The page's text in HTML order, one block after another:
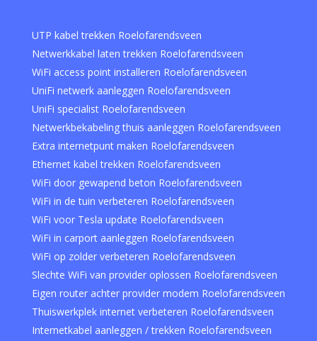
UTP kabel trekken Roelofarendsveen
Netwerkkabel laten trekken Roelofarendsveen
WiFi access point installeren Roelofarendsveen
UniFi netwerk aanleggen Roelofarendsveen
UniFi specialist Roelofarendsveen
Netwerkbekabeling thuis aanleggen Roelofarendsveen
Extra internetpunt maken Roelofarendsveen
Ethernet kabel trekken Roelofarendsveen
WiFi door gewapend beton Roelofarendsveen
WiFi in de tuin verbeteren Roelofarendsveen
WiFi voor Tesla update Roelofarendsveen
WiFi in carport aanleggen Roelofarendsveen
WiFi op zolder verbeteren Roelofarendsveen
Slechte WiFi van provider oplossen Roelofarendsveen
Eigen router achter provider modem Roelofarendsveen
Thuiswerkplek internet verbeteren Roelofarendsveen
Internetkabel aanleggen / trekken Roelofarendsveen